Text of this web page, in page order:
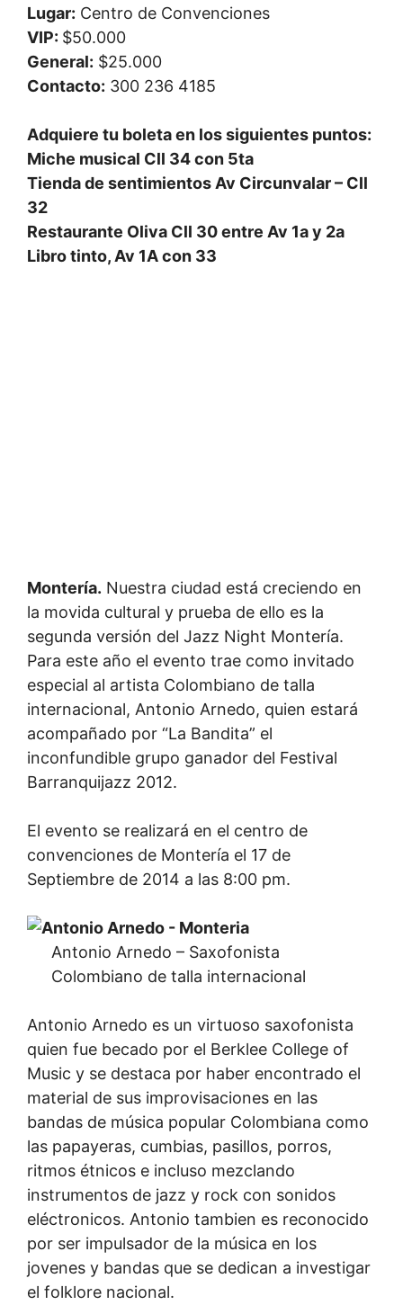
Lugar: Centro de Convenciones
VIP: $50.000
General: $25.000
Contacto: 300 236 4185
Adquiere tu boleta en los siguientes puntos:
Miche musical Cll 34 con 5ta
Tienda de sentimientos Av Circunvalar – Cll
32
Restaurante Oliva Cll 30 entre Av 1a y 2a
Libro tinto, Av 1A con 33
Montería. Nuestra ciudad está creciendo en
la movida cultural y prueba de ello es la
segunda versión del Jazz Night Montería.
Para este año el evento trae como invitado
especial al artista Colombiano de talla
internacional, Antonio Arnedo, quien estará
acompañado por “La Bandita” el
inconfundible grupo ganador del Festival
Barranquijazz 2012.
El evento se realizará en el centro de
convenciones de Montería el 17 de
Septiembre de 2014 a las 8:00 pm.
Antonio Arnedo – Saxofonista
Colombiano de talla internacional
Antonio Arnedo es un virtuoso saxofonista
quien fue becado por el Berklee College of
Music y se destaca por haber encontrado el
material de sus improvisaciones en las
bandas de música popular Colombiana como
las papayeras, cumbias, pasillos, porros,
ritmos étnicos e incluso mezclando
instrumentos de jazz y rock con sonidos
eléctronicos. Antonio tambien es reconocido
por ser impulsador de la música en los
jovenes y bandas que se dedican a investigar
el folklore nacional.